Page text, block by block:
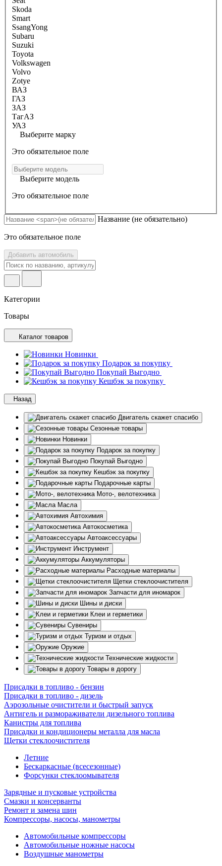
Skoda
Smart
SsangYong
Subaru
Suzuki
Toyota
Volkswagen
Volvo
Zotye
ВАЗ
ГАЗ
ЗАЗ
ТагАЗ
УАЗ
Выберите марку
Это обязательное поле
Выберите модель
Это обязательное поле
Название (не обязательно)
Это обязательное поле
Добавить автомобиль
Категории
Товары
Каталог товаров
Новинки
Подарок за покупку
Покупай Выгодно
Кешбэк за покупку
Назад
Двигатель скажет спасибо
Сезонные товары
Новинки
Подарок за покупку
Покупай Выгодно
Кешбэк за покупку
Подарочные карты
Мото-, велотехника
Масла
Автохимия
Автокосметика
Автоаксессуары
Инструмент
Аккумуляторы
Расходные материалы
Щетки стеклоочистителя
Запчасти для иномарок
Шины и диски
Клеи и герметики
Сувениры
Туризм и отдых
Оружие
Технические жидкости
Товары в дорогу
Присадки в топливо - бензин
Присадки в топливо - дизель
Аэрозольные очистители и быстрый запуск
Антигель и размораживатели дизельного топлива
Канистры для топлива
Присадки и кондиционеры металла для масла
Щетки стеклоочистителя
Летние
Бескаркасные (всесезонные)
Форсунки стеклоомывателя
Зарядные и пусковые устройства
Смазки и консерванты
Ремонт и замена шин
Компрессоры, насосы, манометры
Автомобильные компрессоры
Автомобильные ножные насосы
Воздушные манометры